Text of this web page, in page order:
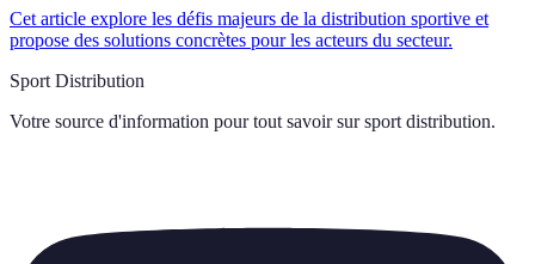
Cet article explore les défis majeurs de la distribution sportive et
propose des solutions concrètes pour les acteurs du secteur.
Sport Distribution
Votre source d'information pour tout savoir sur sport distribution.